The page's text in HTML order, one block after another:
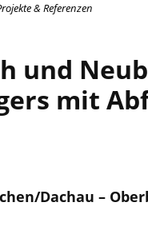
& Referenzen
und
mit
Dachau –